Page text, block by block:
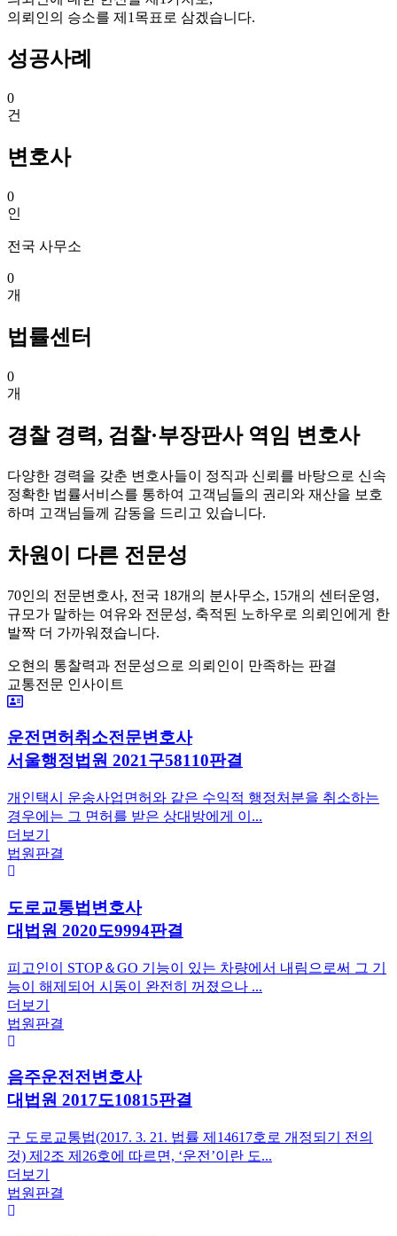
의뢰인의 승소를 제1목표로 삼겠습니다.
성공사례
0
건
변호사
0
인
전국 사무소
0
개
법률센터
0
개
경찰 경력, 검찰·부장판사 역임 변호사
다양한 경력을 갖춘 변호사들이 정직과 신뢰를 바탕으로 신속
정확한 법률서비스를 통하여 고객님들의 권리와 재산을 보호
하며 고객님들께 감동을 드리고 있습니다.
차원이 다른 전문성
70인의 전문변호사, 전국 18개의 분사무소, 15개의 센터운영,
규모가 말하는 여유와 전문성, 축적된 노하우로 의뢰인에게 한
발짝 더 가까워졌습니다.
오현의 통찰력과 전문성으로 의뢰인이 만족하는 판결
교통전문 인사이트
운전면허취소전문변호사
서울행정법원 2021구58110판결
개인택시 운송사업면허와 같은 수익적 행정처분을 취소하는
경우에는 그 면허를 받은 상대방에게 이...
더보기
법원판결
도로교통법변호사
대법원 2020도9994판결
피고인이 STOP＆GO 기능이 있는 차량에서 내림으로써 그 기
능이 해제되어 시동이 완전히 꺼졌으나 ...
더보기
법원판결
음주운전전변호사
대법원 2017도10815판결
구 도로교통법(2017. 3. 21. 법률 제14617호로 개정되기 전의
것) 제2조 제26호에 따르면, ‘운전’이란 도...
더보기
법원판결